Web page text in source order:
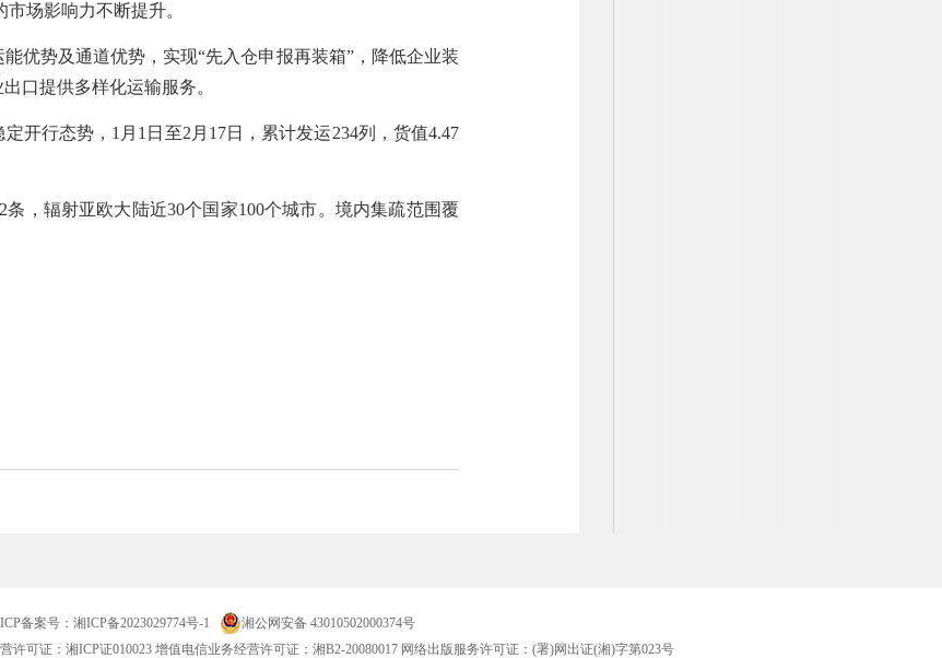
场影响力不断提升。
优势及通道优势，实现“先入仓申报再装箱”，降低企业装
口提供多样化运输服务。
开行态势，1月1日至2月17日，累计发运234列，货值4.47
，辐射亚欧大陆近30个国家100个城市。境内集疏范围覆
ICP备案号： 湘ICP备2023029774号-1
湘公网安备 43010502000374号
许可证：湘ICP证010023 增值电信业务经营许可证：湘B2-20080017 网络出版服务许可证：(署)网出证(湘)字第023号